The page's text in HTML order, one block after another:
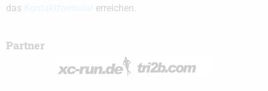
das
erreichen.
Partner